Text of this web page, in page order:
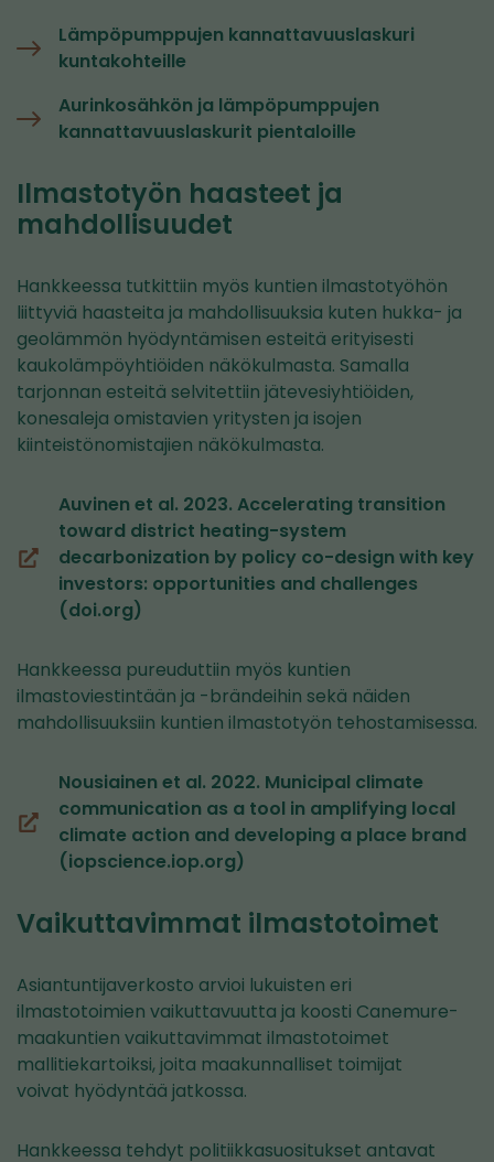
Lämpöpumppujen kannattavuuslaskuri
kuntakohteille
Aurinkosähkön ja lämpöpumppujen
kannattavuuslaskurit pientaloille
Ilmastotyön haasteet ja
mahdollisuudet
Hankkeessa tutkittiin myös kuntien ilmastotyöhön
liittyviä haasteita ja mahdollisuuksia kuten hukka- ja
geolämmön hyödyntämisen esteitä erityisesti
kaukolämpöyhtiöiden näkökulmasta. Samalla
tarjonnan esteitä selvitettiin jätevesiyhtiöiden,
konesaleja omistavien yritysten ja isojen
kiinteistönomistajien näkökulmasta.
Auvinen et al. 2023. Accelerating transition
toward district heating-system
decarbonization by policy co-design with key
investors: opportunities and challenges
(doi.org)
(siirryt
toiseen
palveluun)
Hankkeessa pureuduttiin myös kuntien
ilmastoviestintään ja -brändeihin sekä näiden
mahdollisuuksiin kuntien ilmastotyön tehostamisessa.
Nousiainen et al. 2022. Municipal climate
communication as a tool in amplifying local
climate action and developing a place brand
(iopscience.iop.org)
(siirryt
toiseen
Vaikuttavimmat ilmastotoimet
Asiantuntijaverkosto arvioi lukuisten eri
ilmastotoimien vaikuttavuutta ja koosti Canemure-
maakuntien vaikuttavimmat ilmastotoimet
mallitiekartoiksi, joita maakunnalliset toimijat
voivat hyödyntää jatkossa.
Hankkeessa tehdyt politiikkasuositukset antavat